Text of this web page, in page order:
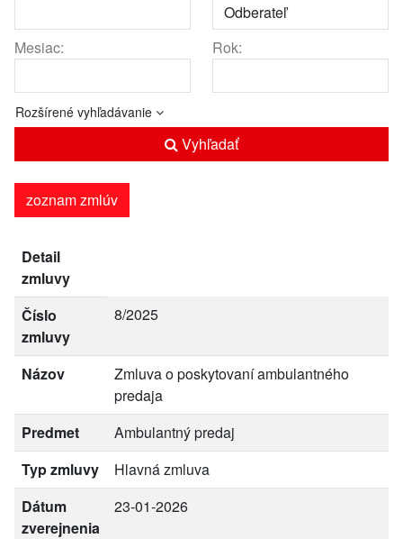
Mesiac: Rok:
Rozšírené vyhľadávanie
Vyhľadať
zoznam zmlúv
Detail
zmluvy
Číslo
zmluvy
8/2025
Názov
Zmluva o poskytovaní ambulantného
predaja
Predmet
Ambulantný predaj
Typ zmluvy
Hlavná zmluva
Dátum
zverejnenia
23-01-2026